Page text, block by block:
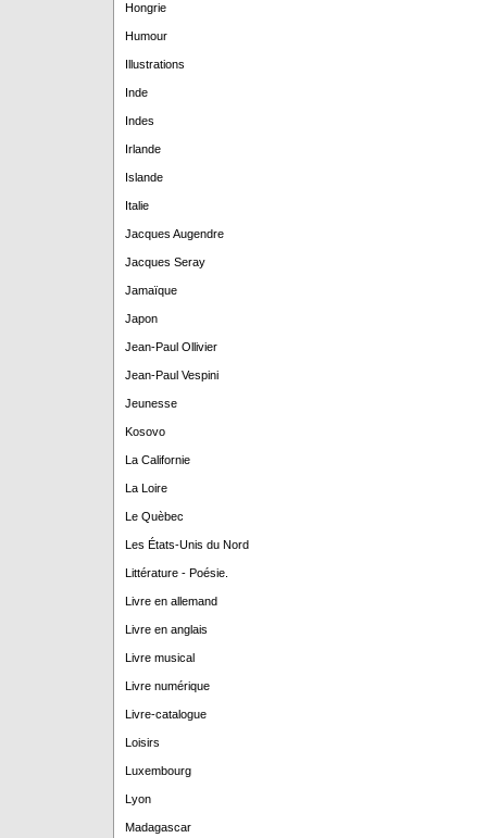
Hongrie
Humour
Illustrations
Inde
Indes
Irlande
Islande
Italie
Jacques Augendre
Jacques Seray
Jamaïque
Japon
Jean-Paul Ollivier
Jean-Paul Vespini
Jeunesse
Kosovo
La Californie
La Loire
Le Quèbec
Les États-Unis du Nord
Littérature - Poésie.
Livre en allemand
Livre en anglais
Livre musical
Livre numérique
Livre-catalogue
Loisirs
Luxembourg
Lyon
Madagascar